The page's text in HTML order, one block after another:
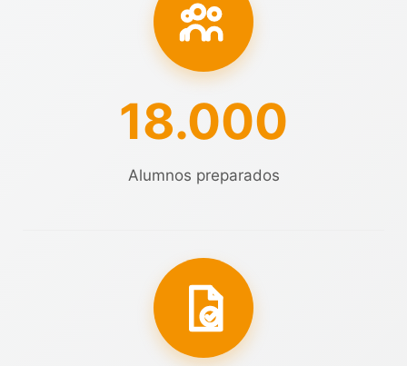
18.000
Alumnos preparados